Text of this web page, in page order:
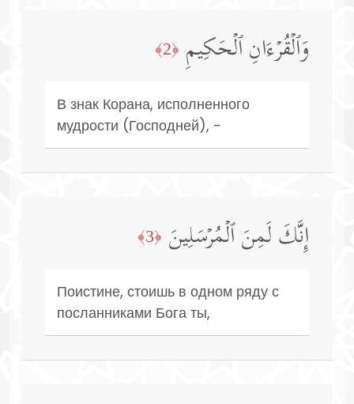
وَٱلۡقُرۡءَانِ ٱلۡحَكِیمِ ﴿2﴾
В знак Корана, исполненного
мудрости (Господней), -
إِنَّكَ لَمِنَ ٱلۡمُرۡسَلِینَ ﴿3﴾
Поистине, стоишь в одном ряду с
посланниками Бога ты,